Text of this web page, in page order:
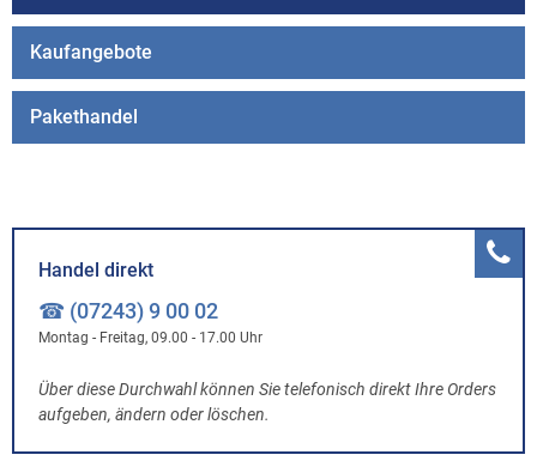
Kaufangebote
Pakethandel
Handel direkt
☎ (07243) 9 00 02
Montag - Freitag, 09.00 - 17.00 Uhr
Über diese Durchwahl können Sie telefonisch direkt Ihre Orders
aufgeben, ändern oder löschen.